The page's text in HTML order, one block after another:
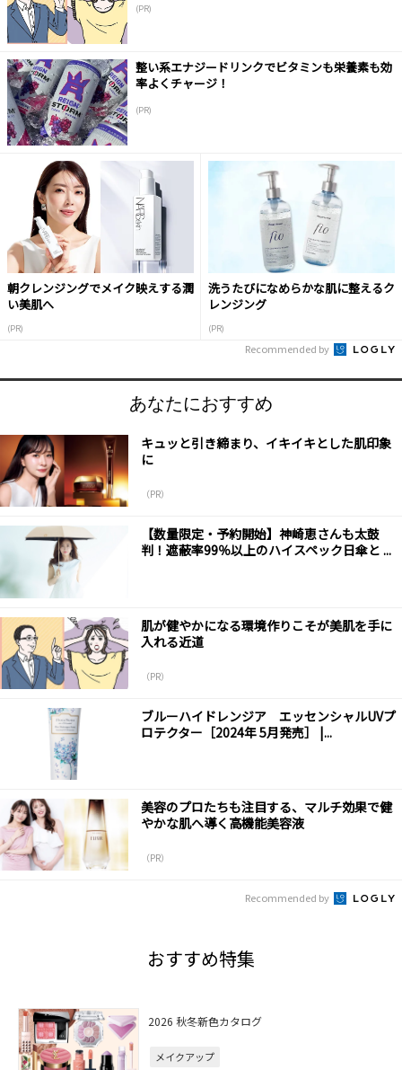
(PR)
整い系エナジードリンクでビタミンも栄養素も効
率よくチャージ！
(PR)
朝クレンジングでメイク映えする潤
い美肌へ
(PR)
洗うたびになめらかな肌に整えるク
レンジング
(PR)
Recommended by
あなたにおすすめ
キュッと引き締まり、イキイキとした肌印象
に
（PR）
【数量限定・予約開始】神崎恵さんも太鼓
判！遮蔽率99％以上のハイスペック日傘と ...
肌が健やかになる環境作りこそが美肌を手に
入れる近道
（PR）
ブルーハイドレンジア エッセンシャルUVプ
ロテクター［2024年 5月発売］ |...
美容のプロたちも注目する、マルチ効果で健
やかな肌へ導く高機能美容液
（PR）
Recommended by
おすすめ特集
2026 秋冬新色カタログ
メイクアップ